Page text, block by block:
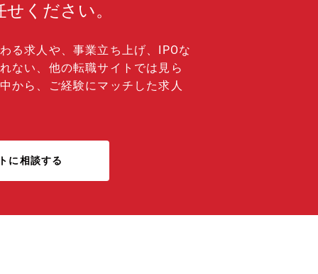
ください。
る求人や、事業立ち上げ、IPOな
ない、他の転職サイトでは見ら
から、ご経験にマッチした求人
に相談する